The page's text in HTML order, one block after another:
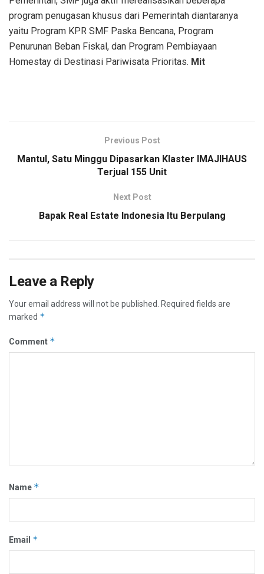
program penugasan khusus dari Pemerintah diantaranya
yaitu Program KPR SMF Paska Bencana, Program
Penurunan Beban Fiskal, dan Program Pembiayaan
Homestay di Destinasi Pariwisata Prioritas. Mit
Previous Post
Mantul, Satu Minggu Dipasarkan Klaster IMAJIHAUS
Terjual 155 Unit
Next Post
Bapak Real Estate Indonesia Itu Berpulang
Leave a Reply
Your email address will not be published.
Required fields are
marked *
Comment *
Name *
Email *